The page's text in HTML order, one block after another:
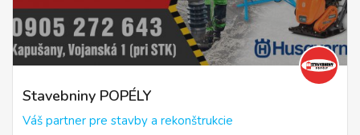
Stavebniny POPÉLY
Váš partner pre stavby a rekonštrukcie